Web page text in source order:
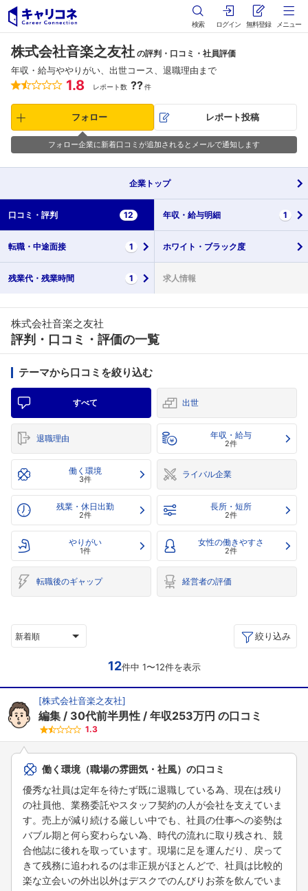
検索 ログイン 無料登録 メニュー
株式会社音楽之友社 の評判・口コミ・社員評価
年収・給与ややりがい、出世コース、退職理由まで
1.8 レポート数 ??件
フォロー レポート投稿
フォロー企業に新着口コミが追加されるとメールで通知します
企業 トップ
口コミ・ 評判 12 年収・ 給与明細 1
転職・ 中途面接 1 ホワイト・ ブラック度
残業代・ 残業時間 1 求人情報
株式会社音楽之友社
評判・口コミ・評価の一覧
テーマから口コミを絞り込む
すべて 出世
退職理由 年収・給与
2件
働く環境
3件 ライバル企業
残業・休日出勤
2件
長所・短所
2件
やりがい
1件
女性の働きやすさ
2件
転職後のギャップ 経営者の評価
新着順 絞り込み
12件中 1〜12件を表示
[株式会社音楽之友社]
編集 30代前半男性 年収253万円 の口コミ
1.3
働く環境（職場の雰囲気・社風）の口コミ
優秀な社員は定年を待たず既に退職している為、現在は残り
の社員他、業務委託やスタッフ契約の人が会社を支えていま
す。売上が減り続ける厳しい中でも、社員の仕事への姿勢は
バブル期と何ら変わらない為、時代の流れに取り残され、競
合他誌に後れを取っています。現場に足を運んだり、戻って
きて残務に追われるのは非正規がほとんどで、社員は比較的
楽な立会いの外出以外はデスクでのんびりお茶を飲んでいま